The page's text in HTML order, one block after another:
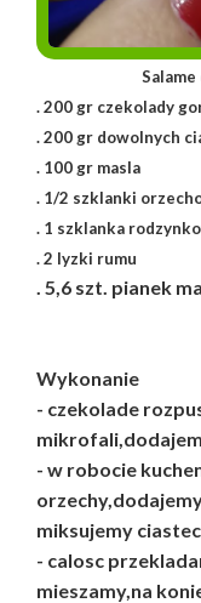
Salame di
. 200 gr czekolady
. 200 gr dowolnych
. 100 gr masla
. 1/2 szklanki
. 1 szklanka
. 2 lyzki rumu
. 5,6 szt. pianek
Wykonanie
- czekolade
- w robocie
miksujemy
- calosc
mieszamy,na